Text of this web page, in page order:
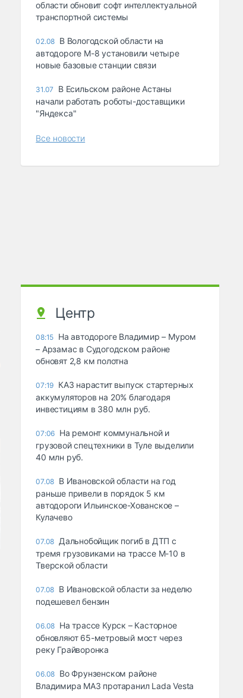
области обновит софт интеллектуальной
транспортной системы
02.08 В Вологодской области на
автодороге М-8 установили четыре
новые базовые станции связи
31.07
В Есильском районе Астаны
начали работать роботы-доставщики
"Яндекса"
Все новости
Центр
08:15 На автодороге Владимир – Муром
– Арзамас в Судогодском районе
обновят 2,8 км полотна
07:19 КАЗ нарастит выпуск стартерных
аккумуляторов на 20% благодаря
инвестициям в 380 млн руб.
07:06 На ремонт коммунальной и
грузовой спецтехники в Туле выделили
40 млн руб.
07.08 В Ивановской области на год
раньше привели в порядок 5 км
автодороги Ильинское-Хованское –
Кулачево
07.08 Дальнобойщик погиб в ДТП с
тремя грузовиками на трассе М-10 в
Тверской области
07.08 В Ивановской области за неделю
подешевел бензин
06.08 На трассе Курск – Касторное
обновляют 65-метровый мост через
реку Грайворонка
06.08 Во Фрунзенском районе
Владимира МАЗ протаранил Lada Vesta